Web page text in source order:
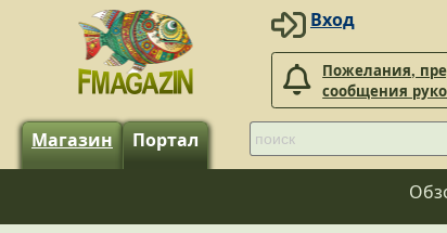
Вход
Пожелания,
сообщения
Магазин Портал